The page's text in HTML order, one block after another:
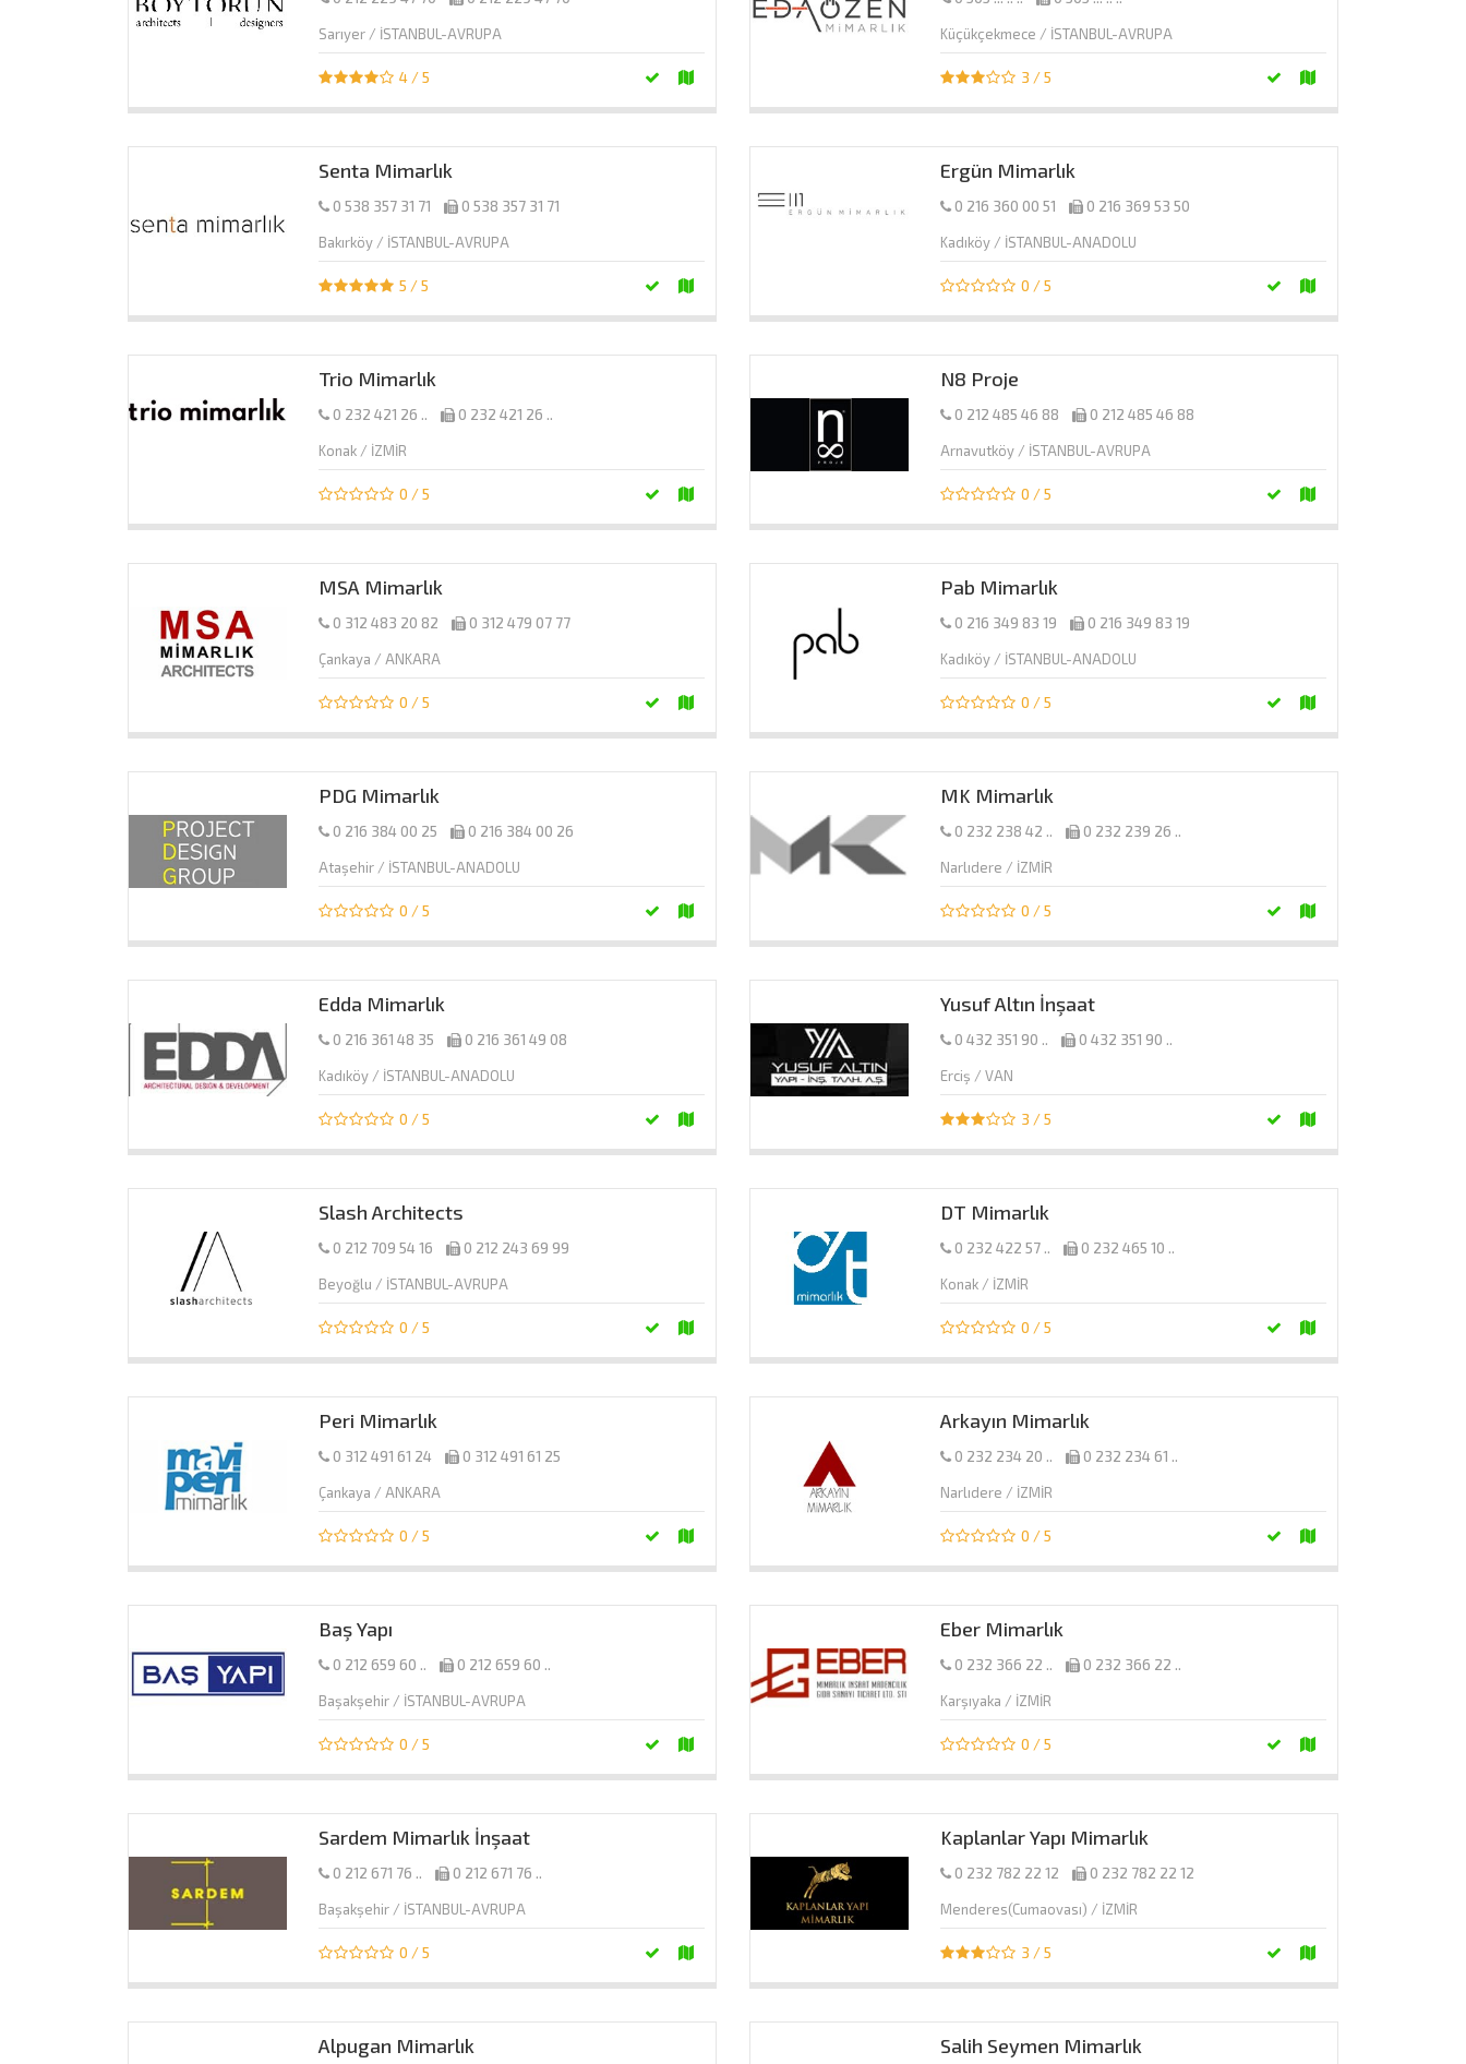
Sarıyer / İSTANBUL-AVRUPA
4 / 5
Küçükçekmece / İSTANBUL-AVRUPA
3 / 5
Senta Mimarlık
0 538 357 31 71 0 538 357 31 71
Bakırköy / İSTANBUL-AVRUPA
5 / 5
Ergün Mimarlık
0 216 360 00 51 0 216 369 53 50
Kadıköy / İSTANBUL-ANADOLU
0 / 5
Trio Mimarlık
0 232 421 26 .. 0 232 421 26 ..
Konak / İZMİR
0 / 5
N8 Proje
0 212 485 46 88 0 212 485 46 88
Arnavutköy / İSTANBUL-AVRUPA
0 / 5
MSA Mimarlık
0 312 483 20 82 0 312 479 07 77
Çankaya / ANKARA
0 / 5
Pab Mimarlık
0 216 349 83 19 0 216 349 83 19
Kadıköy / İSTANBUL-ANADOLU
0 / 5
PDG Mimarlık
0 216 384 00 25 0 216 384 00 26
Ataşehir / İSTANBUL-ANADOLU
0 / 5
MK Mimarlık
0 232 238 42 .. 0 232 239 26 ..
Narlıdere / İZMİR
0 / 5
Edda Mimarlık
0 216 361 48 35 0 216 361 49 08
Kadıköy / İSTANBUL-ANADOLU
0 / 5
Yusuf Altın İnşaat
0 432 351 90 .. 0 432 351 90 ..
Erciş / VAN
3 / 5
Slash Architects
0 212 709 54 16 0 212 243 69 99
Beyoğlu / İSTANBUL-AVRUPA
0 / 5
DT Mimarlık
0 232 422 57 .. 0 232 465 10 ..
Konak / İZMİR
0 / 5
Peri Mimarlık
0 312 491 61 24 0 312 491 61 25
Çankaya / ANKARA
0 / 5
Arkayın Mimarlık
0 232 234 20 .. 0 232 234 61 ..
Narlıdere / İZMİR
0 / 5
Baş Yapı
0 212 659 60 .. 0 212 659 60 ..
Başakşehir / İSTANBUL-AVRUPA
0 / 5
Eber Mimarlık
0 232 366 22 .. 0 232 366 22 ..
Karşıyaka / İZMİR
0 / 5
Sardem Mimarlık İnşaat
0 212 671 76 .. 0 212 671 76 ..
Başakşehir / İSTANBUL-AVRUPA
0 / 5
Kaplanlar Yapı Mimarlık
0 232 782 22 12 0 232 782 22 12
Menderes(Cumaovası) / İZMİR
3 / 5
Alpugan Mimarlık Salih Seymen Mimarlık